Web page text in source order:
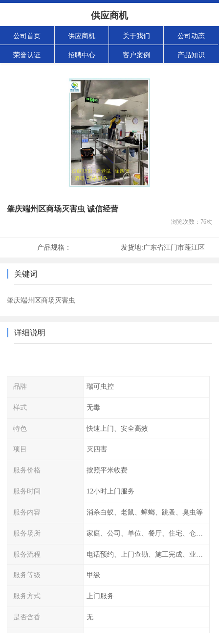
供应商机
公司首页 供应商机 关于我们 公司动态
荣誉认证 招聘中心 客户案例 产品知识
肇庆端州区商场灭害虫 诚信经营
浏览次数： 76次
产品规格： 发货地:广东省江门市蓬江区
关键词
肇庆端州区商场灭害虫
详细说明
品牌 瑞可虫控
样式 无毒
特色 快速上门、安全高效
项目 灭四害
服务价格 按照平米收费
服务时间 12小时上门服务
服务内容 消杀白蚁、老鼠、蟑螂、跳蚤、臭虫等
服务场所
服务流程
服务等级 甲级
服务方式 上门服务
是否含香 无